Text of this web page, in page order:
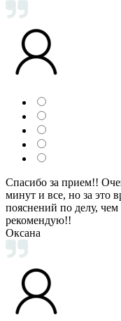
Спасибо за прием!!
минут и все, но за это
пояснений по делу,
рекомендую!!
Оксана